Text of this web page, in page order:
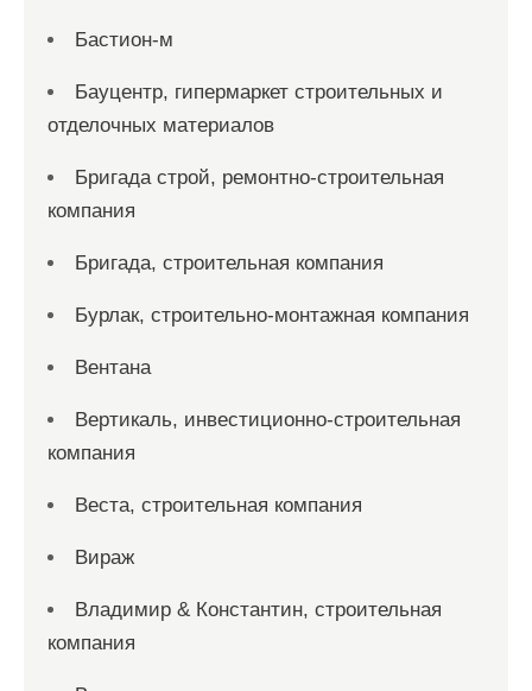
Бастион-м
Бауцентр, гипермаркет строительных и
отделочных материалов
Бригада строй, ремонтно-строительная
компания
Бригада, строительная компания
Бурлак, строительно-монтажная компания
Вентана
Вертикаль, инвестиционно-строительная
компания
Веста, строительная компания
Вираж
Владимир & Константин, строительная
компания